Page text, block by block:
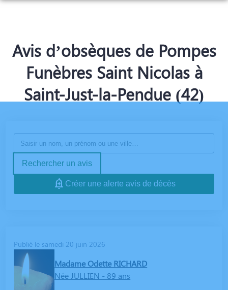
ORGANISER DES OBSÈQUES
PRÉVOIR SES OBSÈQUES
MONUMENTS FUNÉRAIRES
NOTRE CHAMBRE FUNERAIRE
ESPACES HOMMAGES
Avis d’obsèques de Pompes
Funèbres Saint Nicolas à
Saint-Just-la-Pendue (42)
Rechercher un avis
Créer une alerte avis de décès
Publié le samedi 20 juin 2026
Madame Odette RICHARD
Née JULLIEN - 89 ans